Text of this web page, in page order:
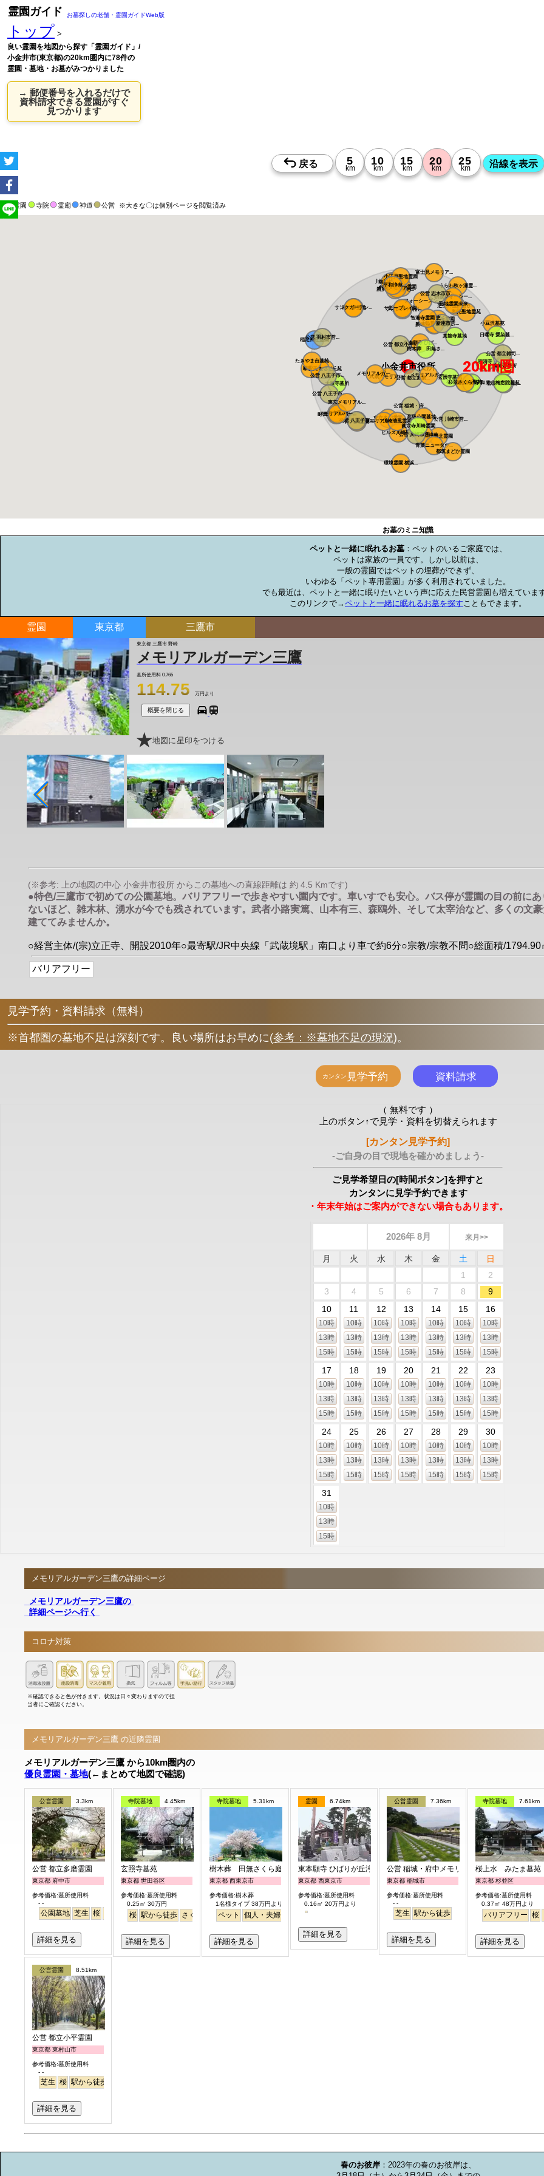
霊園ガイド お墓探しの老舗・霊園ガイドWeb版
トップ >
良い霊園を地図から探す「霊園ガイド」/
小金井市(東京都)の20km圏内に78件の
霊園・墓地・お墓がみつかりました
→ 郵便番号を入れるだけで
資料請求できる霊園がすぐ
見つかります
霊園 寺院 霊廟 神道 公営 ※大きな〇は個別ページを閲覧済み
うらわ秋ヶ瀬霊...
所沢聖地霊園
フォレスト所沢
風の森聖地
サンクガーデン... 芝生の霊園あさ...
フォーシーズン...
なごみの丘霊園
川越さくら浄苑
メモリアルパー...
ふじみ野霊園
南川越霊園
新所沢友愛聖地...
所沢メモリアル...
富士見メモリア...
新の丘さくら浄...
やすらぎ聖地霊...
サニープレイス...
朝霞フォーシー...
小江戸聖地霊園
公営 新座市営...
公営 志木市市...
平和浄苑
和光聖地霊苑
智遍寺霊園 恵...
聖地霊園未来
感通寺
小豆沢墓苑
東本願寺 ひば...
町田こもれびの...
メモリアルパー...
東京多摩霊園
メモリアルフォ...
南大沢バードヒ...
南大沢霊園
東京ゆりが丘苑
萩霊園
帝釈天 むさし...
まや霊園
稲足神社霊園
大泉寺墓所
たきやま台墓苑 宗清寺
浄見寺
桜上水 みたま...
積徳寺墓所
玄照寺墓苑
武蔵メモリアル...
築地本願寺 和...公営 都立青山...
公営 都立小平...
公営 都立雑司...
公営 都立多磨...
公営 八王子市...
公営 八王子市...
公営 八王子市...
公営 羽村市営...
公営 稲城・府...
真龍寺墓地
メモリアルガー...
メモリアルパー...
青山梅窓院墓苑
日曜寺 愛染墓...
杉並さくら聖苑
メモリアルガー...
樹木葬 田無さ...
東京メモリアル...
環境霊園 横浜...
都筑港北霊園
あざみ野浄苑
ヒルズ川崎聖地
川崎清風霊園
高級公園墓地 ...
公営 川崎市営...
公営 川崎市営...
青葉ニュータウ...
都筑まどか霊園
眞宗寺川崎霊園
小金井市役所 20km圏
お墓のミニ知識
ペットと一緒に眠れるお墓：ペットのいるご家庭では、
ペットは家族の一員です。しかし以前は、
一般の霊園ではペットの埋葬ができず、
いわゆる「ペット専用霊園」が多く利用されていました。
でも最近は、ペットと一緒に眠りたいという声に応えた民営霊園も増えていま
このリンクで→ペットと一緒に眠れるお墓を探す こともできます。
霊園 東京都 三鷹市
東京都 三鷹市 野崎
メモリアルガーデン三鷹
墓所使用料 0.765
114.75 万円より
概要を閉じる
地図に星印をつける
(※参考: 上の地図の中心 小金井市役所 からこの墓地への直線距離は 約 4.5 Kmです)
●特色/三鷹市で初めての公園墓地。バリアフリーで歩きやすい園内です。車いすでも安心。バス停が霊園の目の前に
ないほど、雑木林、湧水が今でも残されています。武者小路実篤、山本有三、森鴎外、そして太宰治など、多くの文
建ててみませんか。
○経営主体/(宗)立正寺、開設2010年○最寄駅/JR中央線「武蔵境駅」南口より車で約6分○宗教/宗教不問○総面積/
バリアフリー
見学予約・資料請求（無料）
※首都圏の墓地不足は深刻です。良い場所はお早めに(参考：※墓地不足の現況)。
（ 無料です ）
上のボタン↑で見学・資料を切替えられます
[カンタン見学予約]
-ご自身の目で現地を確かめましょう-
ご見学希望日の[時間ボタン]を押すと
カンタンに見学予約できます
・年末年始はご案内ができない場合もあります。
2026年 8月 来月>>
月 火 水 木 金 土
日
1
2
3
4 5 6 7 8
9
10
10時
13時
15時
11
10時
13時
15時
12
10時
13時
15時
13
10時
13時
15時
14
10時
13時
15時
15
10時
13時
15時
16
10時
13時
15時
17
10時
13時
15時
18
10時
13時
15時
19
10時
13時
15時
20
10時
13時
15時
21
10時
13時
15時
22
10時
13時
15時
23
10時
13時
15時
24
10時
13時
15時
25
10時
13時
15時
26
10時
13時
15時
27
10時
13時
15時
28
10時
13時
15時
29
10時
13時
15時
30
10時
13時
15時
31
10時
13時
15時
メモリアルガーデン三鷹の詳細ページ
メモリアルガーデン三鷹の
詳細ページへ行く
コロナ対策
※確認できると色が付きます。状況は日々変わりますので担
当者にご確認ください。
メモリアルガーデン三鷹 の近隣霊園
メモリアルガーデン三鷹 から10km圏内の
優良霊園・墓地(←まとめて地図で確認)
公営霊園 3.3km
公営 都立多磨霊園
東京都 府中市
参考価格:墓所使用料
- -
公園墓地 芝生 桜
詳細を見る
寺院墓地 4.45km
玄照寺墓苑
東京都 世田谷区
参考価格:墓所使用料
0.25㎡ 30万円
桜 駅から徒歩 さくら
詳細を見る
寺院墓地 5.31km
樹木葬 田無さくら庭園
東京都 西東京市
参考価格:樹木葬
1名様タイプ 38万円より
ペット 個人・夫婦 永代供養 バリアフリー 平坦 駅から徒歩 明るい
詳細を見る
霊園 6.74km
東本願寺 ひばりが丘浄苑
東京都 西東京市
参考価格:墓所使用料
0.16㎡ 20万円より
詳細を見る
公営霊園 7.36km
公営 稲城・府中メモリアルパーク
東京都 稲城市
参考価格:墓所使用料
- -
芝生 駅から徒歩
詳細を見る
寺院墓地 7.61km
桜上水 みたま墓苑
東京都 杉並区
参考価格:墓所使用料
0.37㎡ 48万円より
バリアフリー 桜
詳細を見る
公営霊園 8.51km
公営 都立小平霊園
東京都 東村山市
参考価格:墓所使用料
- -
芝生 桜 駅から徒歩
詳細を見る
春のお彼岸：2023年の春のお彼岸は、